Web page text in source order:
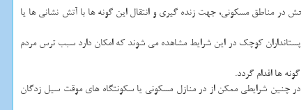
مناطق مسكونی، جهت زنده گیری و انتقال این گونه ها با آتش نشانی ها یا
كوچك در این شرایط مشاهده می شوند كه امكان دارد سبب ترس مردم
ها اقدام گردد.
چنین شرایطی ممكن از در منازل مسكونی یا سكونتگاه های موقت سیل زدگان